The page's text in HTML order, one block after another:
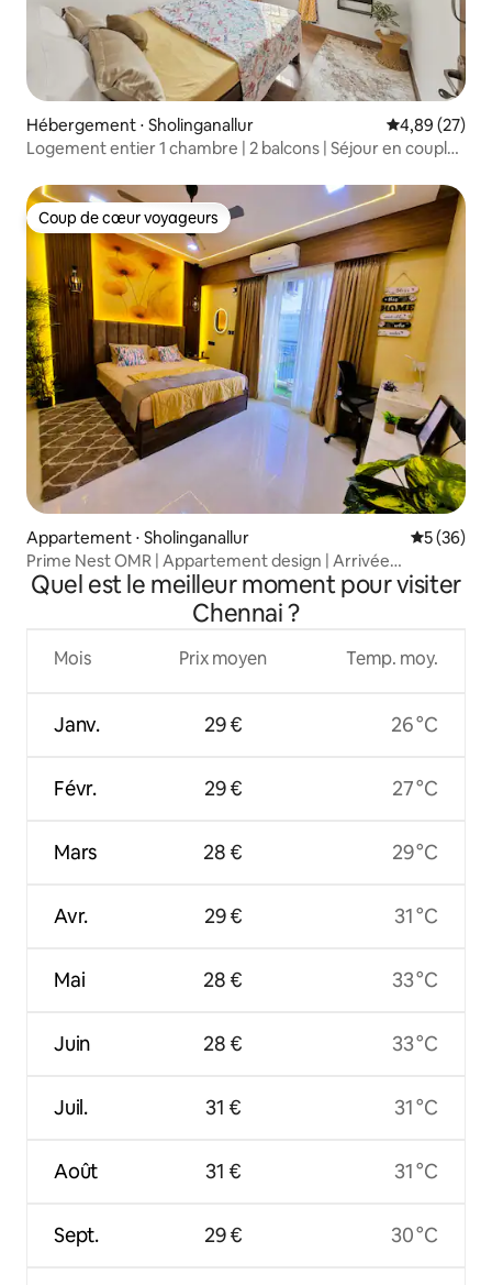
Hébergement ⋅ Sholinganallur Évaluation
4,89 (27)
Logement entier 1 chambre | 2 balcons | Séjour en couple
Coup de cœur voyageurs
Coup de cœur voyageurs
Appartement ⋅ Sholinganallur
5 (36)
Prime Nest OMR | Appartement design | Arrivée
autonome
Quel est le meilleur moment pour visiter
Chennai ?
Mois
Janv.
Févr.
Mars
Avr.
Mai
Juin
Juil.
Août
Sept.
Prix moyen
29 €
29 €
28 €
29 €
28 €
28 €
31 €
31 €
29 €
Temp. moy.
26 °C
27 °C
29 °C
31 °C
33 °C
33 °C
31 °C
31 °C
30 °C